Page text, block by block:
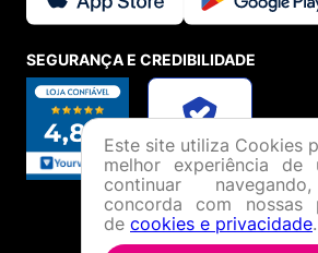
SEGURANÇA E CREDIBILIDADE
Este site utiliza Cookies
melhor experiência de
continuar
concorda com nossas
de cookies e privacidade.